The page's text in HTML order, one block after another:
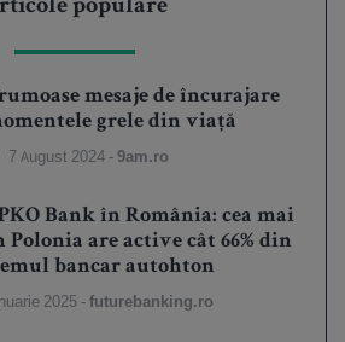
populare
mesaje de încurajare
grele din viață
7 August 2024 -9am.ro
Bank în România: cea mai
Polonia are active cât 66% din
bancar autohton
2025 -futurebanking.ro